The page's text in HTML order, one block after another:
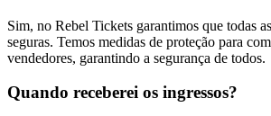
Sim, no Rebel Tickets garantimos que todas
seguras. Temos medidas de proteção para
vendedores, garantindo a segurança de todos.
Quando receberei os ingressos?